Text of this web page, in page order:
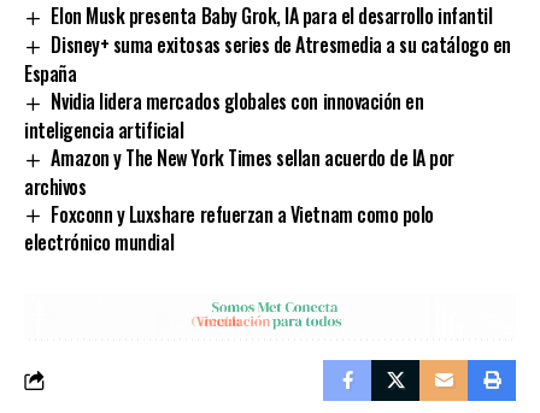
Elon Musk presenta Baby Grok, IA para el desarrollo infantil
Disney+ suma exitosas series de Atresmedia a su catálogo en
España
Nvidia lidera mercados globales con innovación en
inteligencia artificial
Amazon y The New York Times sellan acuerdo de IA por
archivos
Foxconn y Luxshare refuerzan a Vietnam como polo
electrónico mundial